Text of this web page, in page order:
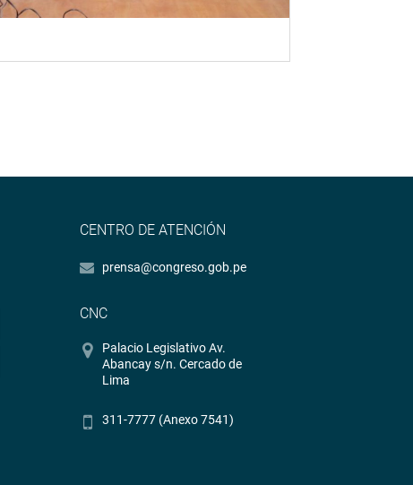
CENTRO DE ATENCIÓN
prensa@congreso.gob.pe
CNC
Palacio Legislativo Av.
Abancay s/n. Cercado de
Lima
311-7777 (Anexo 7541)